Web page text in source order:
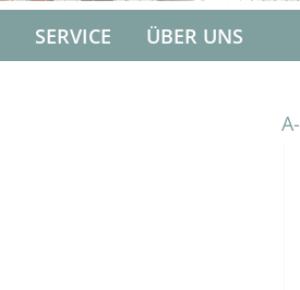
SERVICE ÜBER UNS
A-